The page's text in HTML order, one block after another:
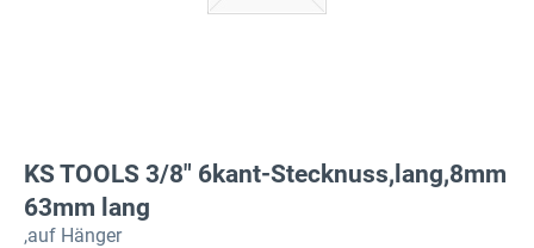
KS TOOLS 3/8" 6kant-Stecknuss,lang,8mm
63mm lang
,auf Hänger